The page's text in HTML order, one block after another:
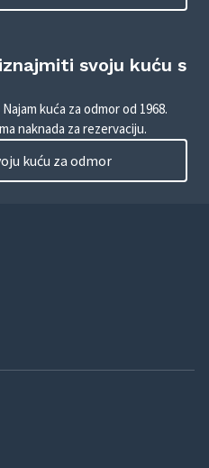
svoju kuću s
kuća za odmor od 1968.
naknada za rezervaciju.
kuću za odmor